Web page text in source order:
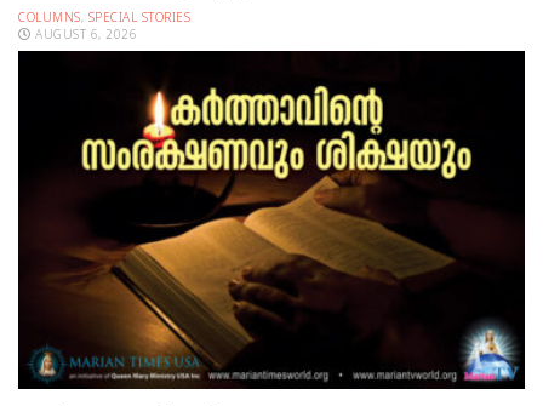
COLUMNS, SPECIAL STORIES
AUGUST 6, 2026